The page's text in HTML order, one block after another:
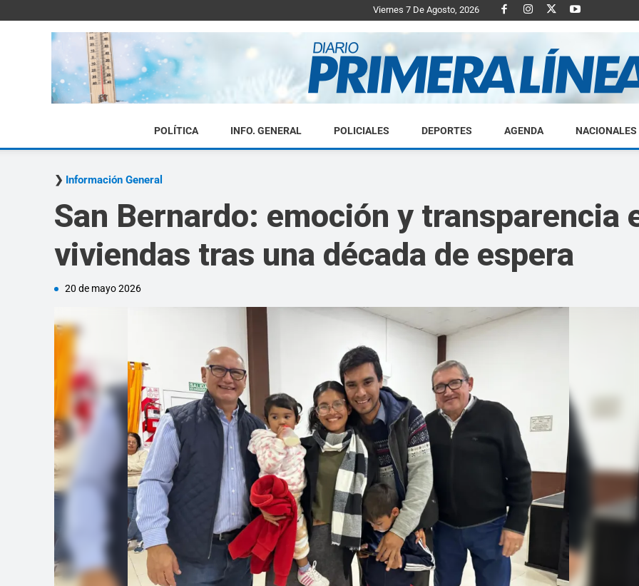
Viernes 7 De Agosto, 2026
Diario
POLÍTICA INFO. GENERAL POLICIALES DEPORTES AGENDA NACIONALES
Información General
San Bernardo: emoción y transparencia
viviendas tras una década de espera
20 de mayo 2026